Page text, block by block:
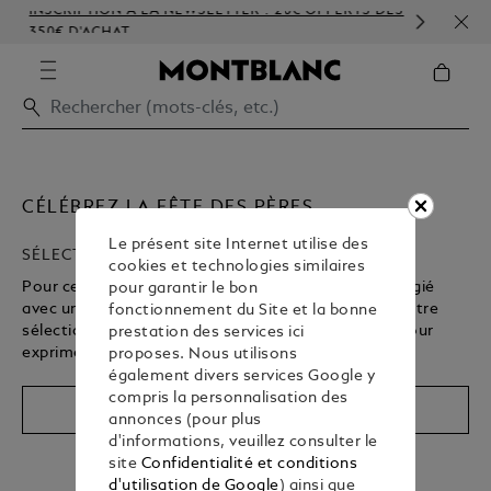
INSCRIPTION À LA NEWSLETTER : 20€ OFFERTS DÈS
350€ D'ACHAT
CÉLÉBREZ LA FÊTE DES PÈRES
SÉLECTION DE CADEAUX
Pour cette fête des Pères, célébrez votre lien privilégié
avec un cadeau unique et symbolique. Découvrez notre
sélection pointue et offrez un présent Montblanc pour
exprimer votre amour et votre admiration.
Acheter
Le présent site Internet utilise des
cookies et technologies similaires
pour garantir le bon
fonctionnement du Site et la bonne
prestation des services ici
proposes. Nous utilisons
également divers services Google y
compris la personnalisation des
annonces (pour plus
d'informations, veuillez consulter le
site Confidentialité et conditions
d'utilisation de Google) ainsi que